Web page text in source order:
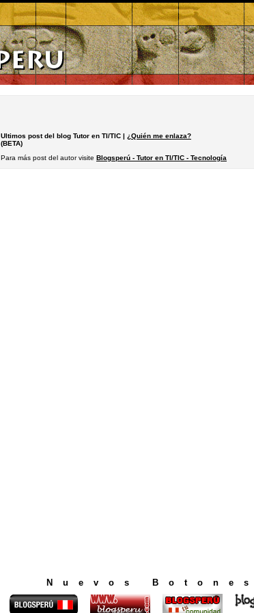
Ultimos post del blog Tutor en TI/TIC | ¿Quién me enlaza?
(BETA)
Para más post del autor visite Blogsperú - Tutor en TI/TIC - Tecnología
Nuevos Botones